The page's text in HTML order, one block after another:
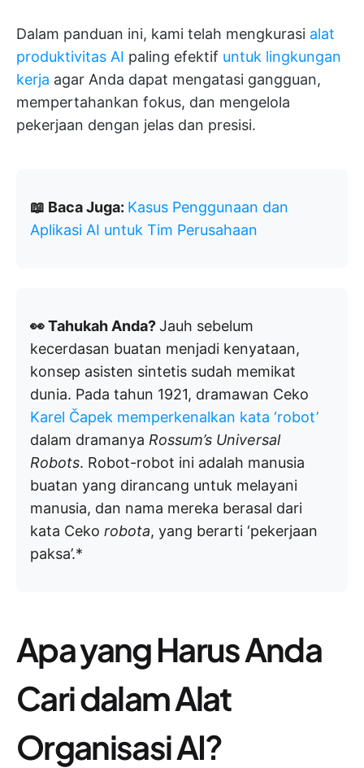
Dalam panduan ini, kami telah mengkurasi alat
produktivitas AI paling efektif untuk lingkungan
kerja agar Anda dapat mengatasi gangguan,
mempertahankan fokus, dan mengelola
pekerjaan dengan jelas dan presisi.
📖 Baca Juga: Kasus Penggunaan dan
Aplikasi AI untuk Tim Perusahaan
👀 Tahukah Anda?Jauh sebelum
kecerdasan buatan menjadi kenyataan,
konsep asisten sintetis sudah memikat
dunia. Pada tahun 1921, dramawan Ceko
Karel Čapek memperkenalkan kata ‘robot’
dalam dramanya Rossum’s Universal
Robots. Robot-robot ini adalah manusia
buatan yang dirancang untuk melayani
manusia, dan nama mereka berasal dari
kata Ceko robota, yang berarti ‘pekerjaan
paksa’.*
Apa yang Harus Anda
Cari dalam Alat
Organisasi AI?